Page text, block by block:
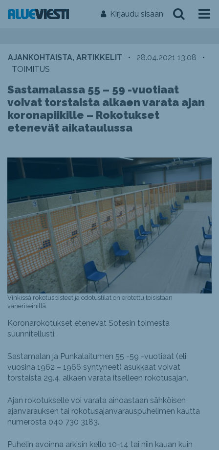
Kirjaudu sisään
AJANKOHTAISTA, ARTIKKELIT • 28.04.2021 13:08
•
TOIMITUS
Sastamalassa 55 – 59 -vuotiaat
voivat torstaista alkaen varata ajan
koronapiikille – Rokotukset
etenevät aikataulussa
Vinkissä rokotuspisteet ja odotustilat on erotettu toisistaan
vaneriseinillä.
Koronarokotukset etenevät Sotesin toimesta
suunnitellusti.
Sastamalan ja Punkalaitumen 55 -59 -vuotiaat (eli
vuosina 1962 – 1966 syntyneet) asukkaat voivat
torstaista 29.4. alkaen varata itselleen rokotusajan.
Ajan rokotukselle voi varata ainoastaan sähköisen
ajanvarauksen tai rokotusajanvarauspuhelimen kautta
numerosta 040 730 3183.
Puhelin avoinna arkisin kello 10-14 tai niin kauan kuin